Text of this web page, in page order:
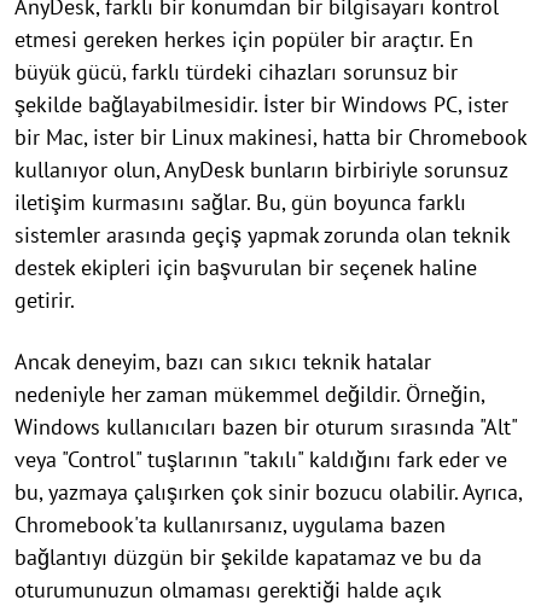
AnyDesk, farklı bir konumdan bir bilgisayarı kontrol
etmesi gereken herkes için popüler bir araçtır. En
büyük gücü, farklı türdeki cihazları sorunsuz bir
şekilde bağlayabilmesidir. İster bir Windows PC, ister
bir Mac, ister bir Linux makinesi, hatta bir Chromebook
kullanıyor olun, AnyDesk bunların birbiriyle sorunsuz
iletişim kurmasını sağlar. Bu, gün boyunca farklı
sistemler arasında geçiş yapmak zorunda olan teknik
destek ekipleri için başvurulan bir seçenek haline
getirir.
Ancak deneyim, bazı can sıkıcı teknik hatalar
nedeniyle her zaman mükemmel değildir. Örneğin,
Windows kullanıcıları bazen bir oturum sırasında "Alt"
veya "Control" tuşlarının "takılı" kaldığını fark eder ve
bu, yazmaya çalışırken çok sinir bozucu olabilir. Ayrıca,
Chromebook'ta kullanırsanız, uygulama bazen
bağlantıyı düzgün bir şekilde kapatamaz ve bu da
oturumunuzun olmaması gerektiği halde açık